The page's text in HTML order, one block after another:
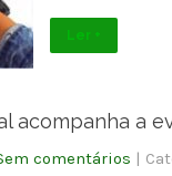
Ler +
acompanha a
comentários |